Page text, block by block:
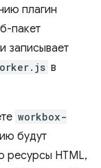
плагин
пакет
записывает
в
workbox-
будут
ресурсы HTML,